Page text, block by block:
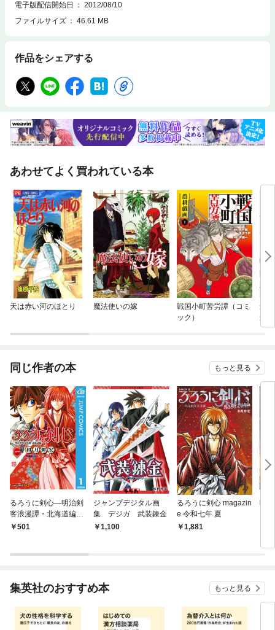
電子版配信開始日
2012/08/10
ファイルサイズ
46.61 MB
作品をシェアする
あわせてよく買われている本
天は赤い河のほとり 魔法使いの嫁
戦国小町苦労譚（コミ
ック）
最
最
同じ作者の本 もっと見る
るろうに剣心―明治剣
客浪漫譚・北海道編―
1 501
ジャンプデジタル画
集 デジガ 武装錬金
1,100
るろうに剣心 magazin
e 令和七年 夏
1,881
映
集英社のおすすめ本 もっと見る